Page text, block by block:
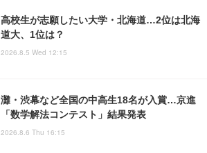
高校生が志願したい大学・北海道…2位は北海
道大、1位は？
2026.8.5 Wed 12:15
灘・渋幕など全国の中高生18名が入賞…京進
「数学解法コンテスト」結果発表
2026.8.6 Thu 16:15